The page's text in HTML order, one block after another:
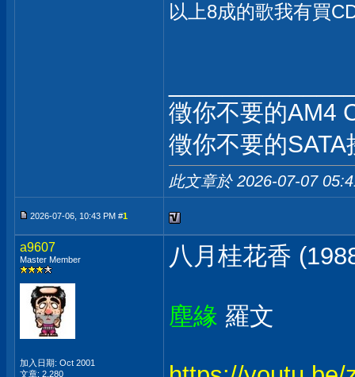
以上8成的歌我有買
徵你不要的AM4
徵你不要的
此文章於 2026-07-07
2026-07-06, 10:43 PM #1
a9607
Master Member
加入日期: Oct 2001
文章: 2,280
八月桂花香
塵緣 羅文